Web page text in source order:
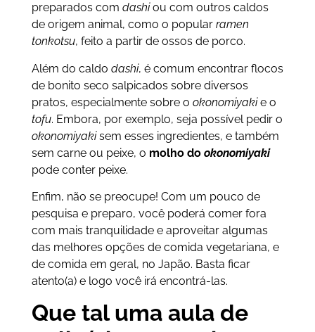
preparados com dashiou com outros caldos
de origem animal, como o popular ramen
tonkotsu, feito a partir de ossos de porco.
Além do caldo dashi, é comum encontrar flocos
de bonito seco salpicados sobre diversos
pratos, especialmente sobre o okonomiyakie o
tofu. Embora, por exemplo, seja possível pedir o
okonomiyakisem esses ingredientes, e também
sem carne ou peixe, o molho do okonomiyaki
pode conter peixe.
Enfim, não se preocupe! Com um pouco de
pesquisa e preparo, você poderá comer fora
com mais tranquilidade e aproveitar algumas
das melhores opções de comida vegetariana, e
de comida em geral, no Japão. Basta ficar
atento(a) e logo você irá encontrá-las.
Que tal uma aula de